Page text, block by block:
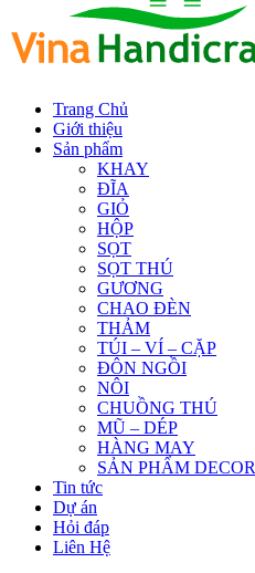
Trang Chủ
Giới thiệu
Sản phẩm
KHAY
ĐĨA
GIỎ
HỘP
SỌT
SỌT THÚ
GƯƠNG
CHAO ĐÈN
THẢM
TÚI – VÍ – CẶP
ĐÔN NGỒI
NÔI
CHUỒNG THÚ
MŨ – DÉP
HÀNG MAY
SẢN PHẨM DECOR
Tin tức
Dự án
Hỏi đáp
Liên Hệ